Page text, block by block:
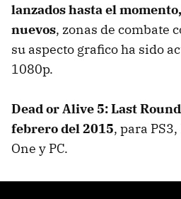
lanzados hasta el
nuevos, zonas de combate
su aspecto grafico ha sido
1080p.
Dead or Alive 5: Last
febrero del 2015, para
One y PC.